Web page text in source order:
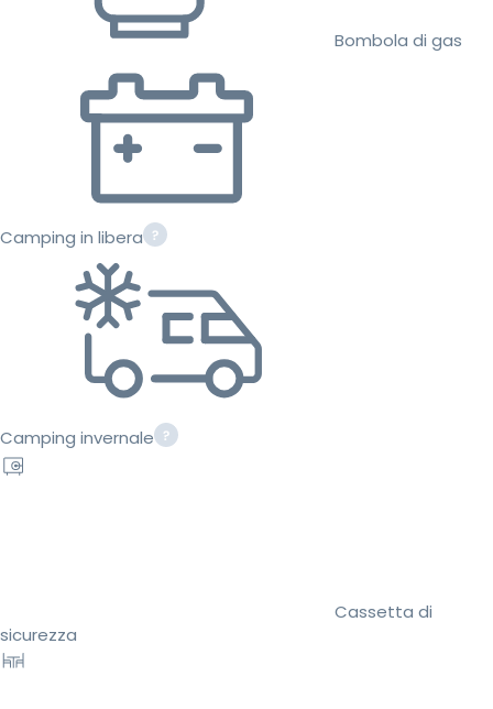
Bombola di gas
Camping in libera
Camping invernale
Cassetta di
sicurezza